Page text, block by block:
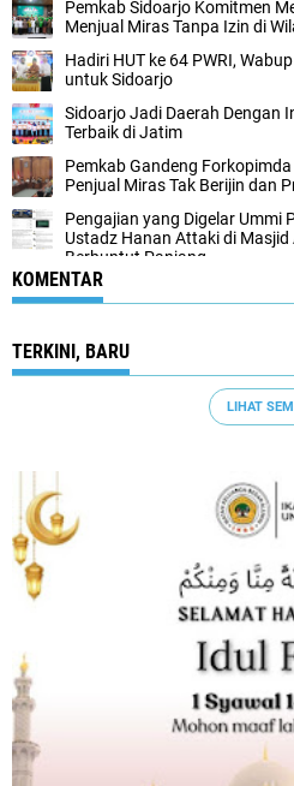
Pemkab Sidoarjo Komitmen
Menjual Miras Tanpa Izin di
Hadiri HUT ke 64 PWRI,
untuk Sidoarjo
Sidoarjo Jadi Daerah Dengan
Terbaik di Jatim
Pemkab Gandeng
Penjual Miras Tak Berijin dan
Pengajian yang Digelar Ummi
Ustadz Hanan Attaki di
Berbuntut Panjang
KOMENTAR
TERKINI, BARU
LIHAT